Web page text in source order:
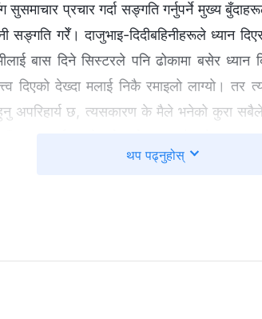
सुसमाचार प्रचार गर्दा सङ्गति गर्नुपर्ने मुख्य
सङ्गति गरेँ। दाजुभाइ-दिदीबहिनीहरूले ध्यान
बास दिने सिस्टरले पनि ढोकामा बसेर ध्यान
दिएको देख्दा मलाई निकै रमाइलो लाग्यो। तर
हुनु अपरिहार्य छ, त्यसकारण के मैले भनेको कुरा
सक्दैन।” यसबारेमा यसरी विचार गरेपछि, मैले
एकअर्कासँग कुरा गरिरहेको सुनेँ। एक
नोट लेख्‍नुभएन?” यो कुरा सुन्दा, मलाई डर
ल्याइरहेकी छैनँ र?” मैले यसबारेमा जति विचार
दिनुहोस् ताकि मैले आफूलाई चिन्‍न सकूँ भनेर बिन्ती
थप पढ्नुहोस्